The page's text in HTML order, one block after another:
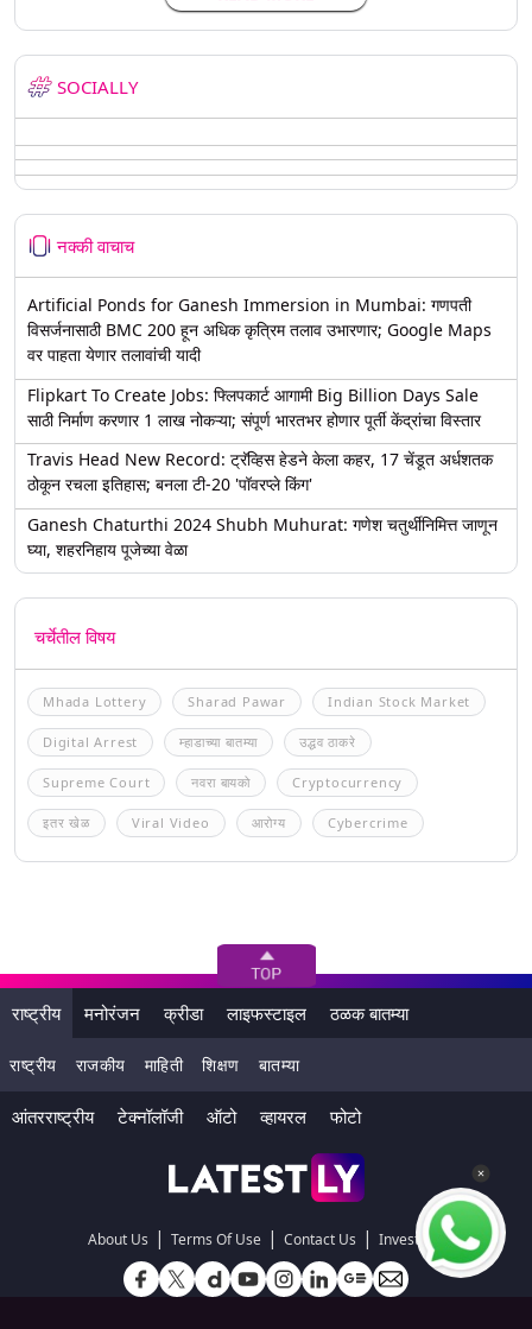
SOCIALLY
नक्की वाचाच
Artificial Ponds for Ganesh Immersion in Mumbai: गणपती
विसर्जनासाठी BMC 200 हून अधिक कृत्रिम तलाव उभारणार; Google Maps
वर पाहता येणार तलावांची यादी
Flipkart To Create Jobs: फ्लिपकार्ट आगामी Big Billion Days Sale
साठी निर्माण करणार 1 लाख नोकऱ्या; संपूर्ण भारतभर होणार पूर्ती केंद्रांचा विस्तार
Travis Head New Record: ट्रॅव्हिस हेडने केला कहर, 17 चेंडूत अर्धशतक
ठोकून रचला इतिहास; बनला टी-20 'पॉवरप्ले किंग'
Ganesh Chaturthi 2024 Shubh Muhurat: गणेश चतुर्थीनिमित्त जाणून
घ्या, शहरनिहाय पूजेच्या वेळा
चर्चेतील विषय
Mhada Lottery Sharad Pawar Indian Stock Market
Digital Arrest म्हाडाच्या बातम्या उद्धव ठाकरे
Supreme Court नवरा बायको Cryptocurrency
इतर खेळ Viral Video आरोग्य Cybercrime
राष्ट्रीय मनोरंजन क्रीडा लाइफस्टाइल ठळक बातम्या
राष्ट्रीय राजकीय माहिती शिक्षण बातम्या
आंतरराष्ट्रीय टेक्नॉलॉजी ऑटो व्हायरल फोटो
About Us | Terms Of Use | Contact Us | Investors